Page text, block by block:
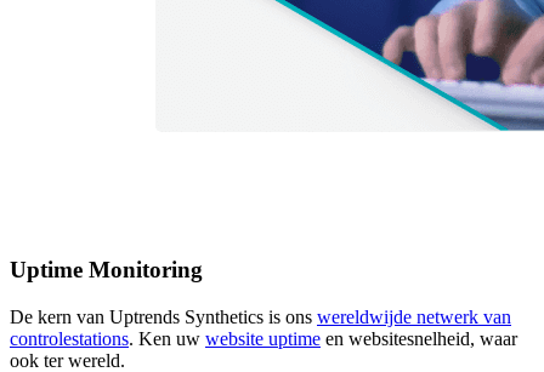
Uptime Monitoring
De kern van Uptrends Synthetics is ons wereldwijde netwerk van
controlestations. Ken uw website uptime en websitesnelheid, waar
ook ter wereld.